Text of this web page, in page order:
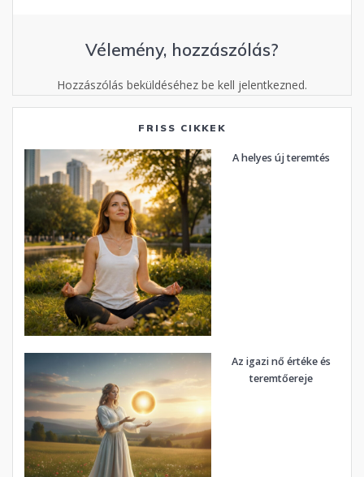
Vélemény, hozzászólás?
Hozzászólás beküldéséhez be kell jelentkezned.
FRISS CIKKEK
A helyes új teremtés
Az igazi nő értéke és
teremtőereje